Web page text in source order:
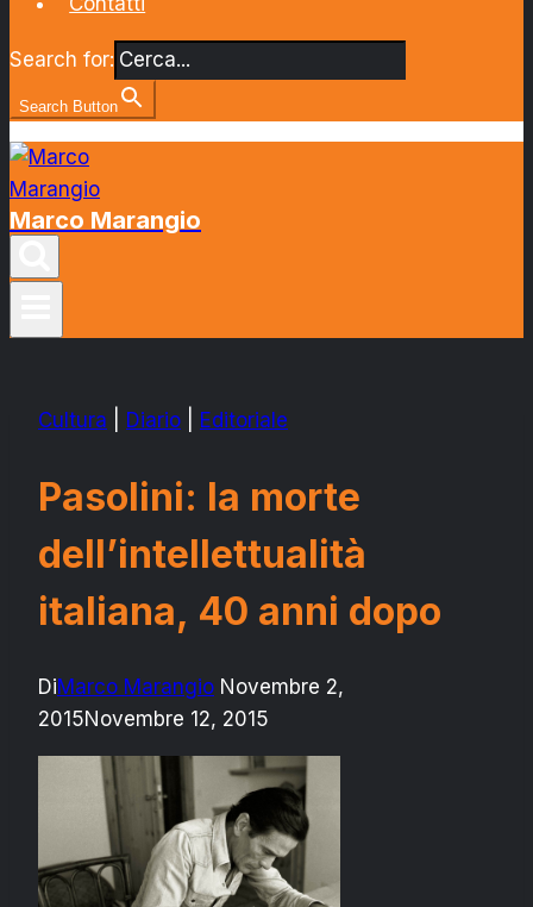
Search for:
Search Button
Marco Marangio
Cultura Diario Editoriale
Pasolini: la morte
dell’intellettualità
italiana, 40 anni dopo
DiMarco Marangio Novembre 2,
2015Novembre 12, 2015